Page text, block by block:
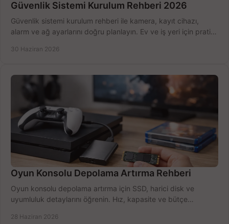
Güvenlik Sistemi Kurulum Rehberi 2026
Güvenlik sistemi kurulum rehberi ile kamera, kayıt cihazı,
alarm ve ağ ayarlarını doğru planlayın. Ev ve iş yeri için pratik
30 Haziran 2026
Oyun Konsolu Depolama Artırma Rehberi
Oyun konsolu depolama artırma için SSD, harici disk ve
uyumluluk detaylarını öğrenin. Hız, kapasite ve bütçe
28 Haziran 2026